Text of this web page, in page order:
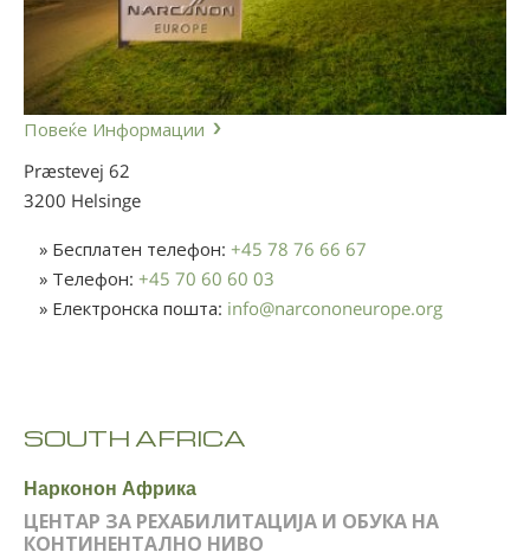
Повеќе Информации
Præstevej 62
3200 Helsinge
» Бесплатен телефон: +45 78 76 66 67
» Телефон: +45 70 60 60 03
» Електронска пошта: info@narcononeurope.org
SOUTH AFRICA
Нарконон Африка
ЦЕНТАР ЗА РЕХАБИЛИТАЦИЈА И ОБУКА НА
КОНТИНЕНТАЛНО НИВО